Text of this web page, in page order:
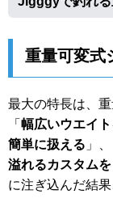
重量可変式
最大の特長は、
「 幅広いウエイ
簡単に扱える 」、
溢れるカスタム
に注ぎ込んだ結